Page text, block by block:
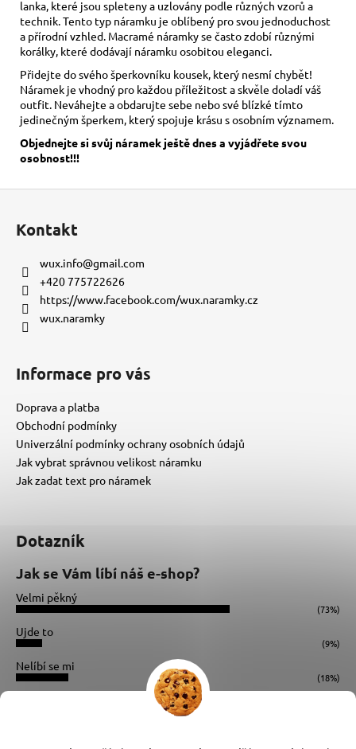
lanka, které jsou spleteny a uzlovány podle různých vzorů a
technik. Tento typ náramku je oblíbený pro svou jednoduchost
a přírodní vzhled. Macramé náramky se často zdobí různými
korálky, které dodávají náramku osobitou eleganci.
Přidejte do svého šperkovníku kousek, který nesmí chybět!
Náramek je vhodný pro každou příležitost a skvěle doladí váš
outfit. Neváhejte a obdarujte sebe nebo své blízké tímto
jedinečným šperkem, který spojuje krásu s osobním významem.
Objednejte si svůj náramek ještě dnes a vyjádřete svou
osobnost!!!
Kontakt
wux.info@gmail.com
+420 775722626
https://www.facebook.com/wux.naramky.cz
wux.naramky
Informace pro vás
Doprava a platba
Obchodní podmínky
Univerzální podmínky ochrany osobních údajů
Jak vybrat správnou velikost náramku
Jak zadat text pro náramek
Dotazník
Jak se Vám líbí náš e-shop?
Velmi pěkný
(73%)
Ujde to
(9%)
Nelíbí se mi
(18%)